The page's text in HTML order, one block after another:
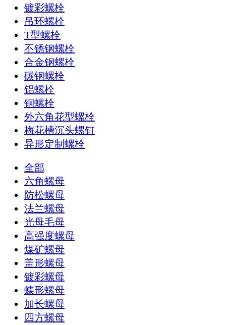
镀彩螺栓
吊环螺栓
T型螺栓
不锈钢螺栓
合金钢螺栓
碳钢螺栓
铝螺栓
铜螺栓
外六角花型螺栓
梅花槽沉头螺钉
异形定制螺栓
全部
六角螺母
防松螺母
法兰螺母
光母毛母
高强度螺母
煤矿螺母
盖形螺母
镀彩螺母
蝶形螺母
加长螺母
四方螺母